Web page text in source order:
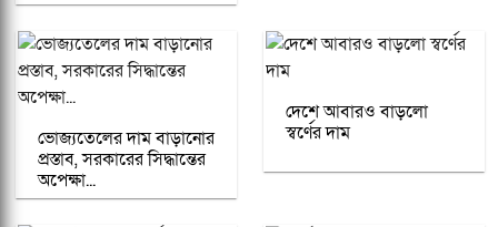
ভোজ্যতেলের দাম বাড়ানোর
প্রস্তাব, সরকারের সিদ্ধান্তের
অপেক্ষা...
দেশে আবারও বাড়লো
স্বর্ণের দাম